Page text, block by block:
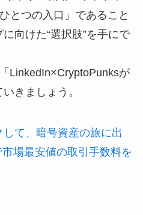
とつの入口」であること
向けた“選択肢”を手にで
LinkedIn×CryptoPunksが
きましょう。
て、暗号資産の旅に出
場最安値の取引手数料を